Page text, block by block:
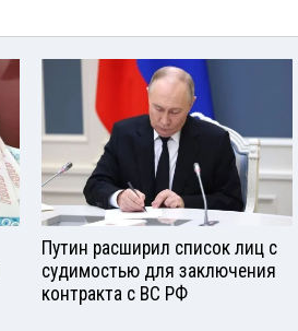
Путин расширил список лиц с
судимостью для заключения
контракта с ВС РФ